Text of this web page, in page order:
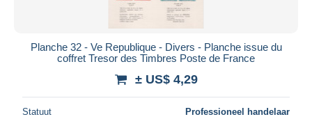
Planche 32 - Ve Republique - Divers - Planche issue du
coffret Tresor des Timbres Poste de France
± US$ 4,29
Statuut Professioneel handelaar